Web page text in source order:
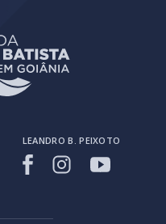
LEANDRO B. PEIXOTO